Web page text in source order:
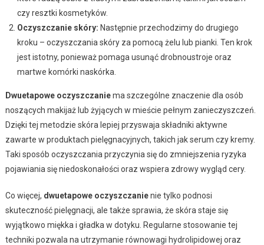
czy resztki kosmetyków.
Oczyszczanie skóry: Następnie przechodzimy do drugiego
kroku – oczyszczania skóry za pomocą żelu lub pianki. Ten krok
jest istotny, ponieważ pomaga usunąć drobnoustroje oraz
martwe komórki naskórka.
Dwuetapowe oczyszczaniema szczególne znaczenie dla osób
noszących makijaż lub żyjących w mieście pełnym zanieczyszczeń.
Dzięki tej metodzie skóra lepiej przyswaja składniki aktywne
zawarte w produktach pielęgnacyjnych, takich jak serum czy kremy.
Taki sposób oczyszczania przyczynia się do zmniejszenia ryzyka
pojawiania się niedoskonałości oraz wspiera zdrowy wygląd cery.
Co więcej, dwuetapowe oczyszczanienie tylko podnosi
skuteczność pielęgnacji, ale także sprawia, że skóra staje się
wyjątkowo miękka i gładka w dotyku. Regularne stosowanie tej
techniki pozwala na utrzymanie równowagi hydrolipidowej oraz